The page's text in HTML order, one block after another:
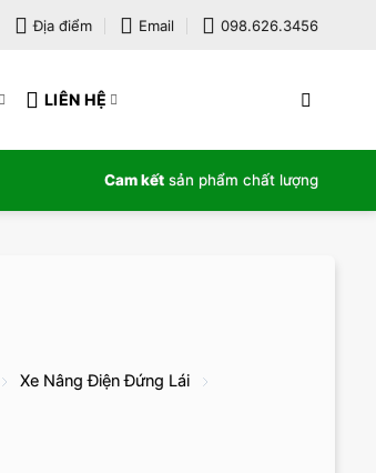
Địa điểm Email 098.626.3456
LIÊN HỆ
Cam kết sản phẩm chất lượng
Xe Nâng Điện Đứng Lái